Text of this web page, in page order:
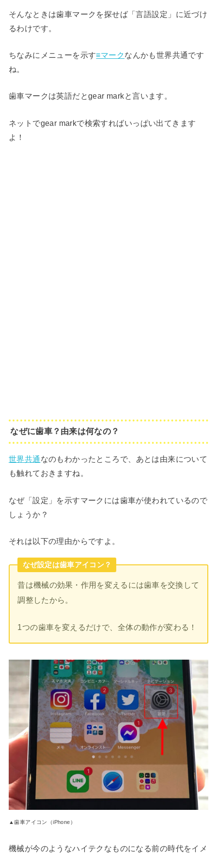
そんなときは歯車マークを探せば「言語設定」に近づけ
るわけです。
ちなみにメニューを示す≡マークなんかも世界共通です
ね。
歯車マークは英語だとgear markと言います。
ネットでgear markで検索すればいっぱい出てきます
よ！
なぜに歯車？由来は何なの？
世界共通 なのもわかったところで、あとは由来について
も触れておきますね。
なぜ「設定」を示すマークには歯車が使われているので
しょうか？
それは以下の理由からですよ。
なぜ設定は歯車アイコン？
昔は機械の効果・作用を変えるには歯車を交換して
調整したから。
1つの歯車を変えるだけで、全体の動作が変わる！
▲歯車アイコン（iPhone）
機械が今のようなハイテクなものになる前の時代をイメ